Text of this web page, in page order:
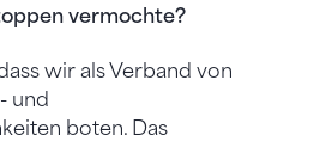
vermochte?
wir als Verband von
und
boten. Das